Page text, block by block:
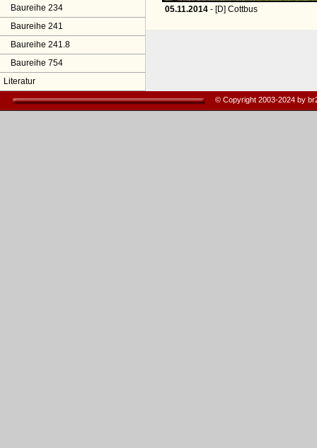
Baureihe 234
Baureihe 241
Baureihe 241.8
Baureihe 754
Literatur
05.11.2014- [D] Cottbus
© Copyright 2003-2024 by